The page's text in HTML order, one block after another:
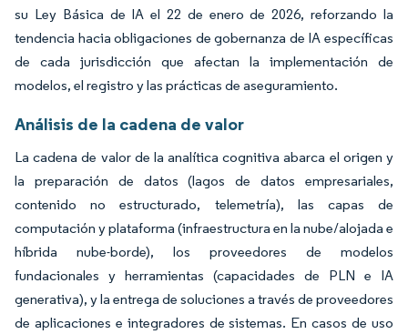
su Ley Básica de IA el 22 de enero de 2026, reforzando la
tendencia hacia obligaciones de gobernanza de IA específicas
de cada jurisdicción que afectan la implementación de
modelos, el registro y las prácticas de aseguramiento.
Análisis de la cadena de valor
La cadena de valor de la analítica cognitiva abarca el origen y
la preparación de datos (lagos de datos empresariales,
contenido no estructurado, telemetría), las capas de
computación y plataforma (infraestructura en la nube/alojada e
híbrida nube-borde), los proveedores de modelos
fundacionales y herramientas (capacidades de PLN e IA
generativa), y la entrega de soluciones a través de proveedores
de aplicaciones e integradores de sistemas. En casos de uso